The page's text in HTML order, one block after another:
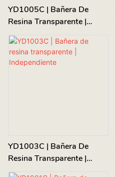
YD1005C | Bañera De
Resina Transparente |
Independiente
YD1003C | Bañera De
Resina Transparente |
Independiente